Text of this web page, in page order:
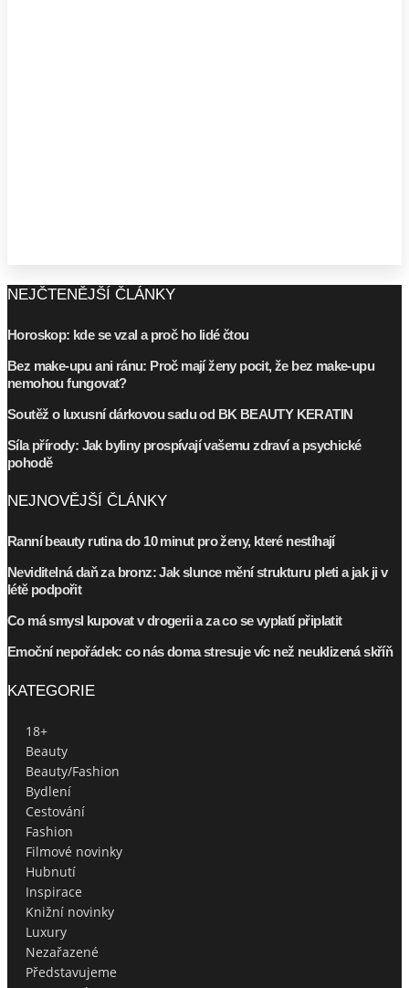
NEJČTENĚJŠÍ ČLÁNKY
Horoskop: kde se vzal a proč ho lidé čtou
Bez make-upu ani ránu: Proč mají ženy pocit, že bez make-upu
nemohou fungovat?
Soutěž o luxusní dárkovou sadu od BK BEAUTY KERATIN
Síla přírody: Jak byliny prospívají vašemu zdraví a psychické
pohodě
NEJNOVĚJŠÍ ČLÁNKY
Ranní beauty rutina do 10 minut pro ženy, které nestíhají
Neviditelná daň za bronz: Jak slunce mění strukturu pleti a jak ji v
létě podpořit
Co má smysl kupovat v drogerii a za co se vyplatí připlatit
Emoční nepořádek: co nás doma stresuje víc než neuklizená skříň
KATEGORIE
18+
Beauty
Beauty/Fashion
Bydlení
Cestování
Fashion
Filmové novinky
Hubnutí
Inspirace
Knižní novinky
Luxury
Nezařazené
Představujeme